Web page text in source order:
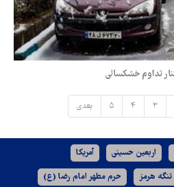
۳ ۴ ۵ بعدی
اربعین حسینی آمریکا
تنگه هرمز حرم مطهر امام رضا (ع)